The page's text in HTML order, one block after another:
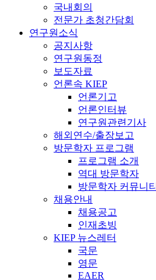
국내회의
전문가 초청간담회
연구원소식
공지사항
연구원동정
보도자료
언론속 KIEP
언론기고
언론인터뷰
연구원관련기사
해외연수/출장보고
방문학자 프로그램
프로그램 소개
역대 방문학자
방문학자 커뮤니티
채용안내
채용공고
인재초빙
KIEP 뉴스레터
국문
영문
EAER